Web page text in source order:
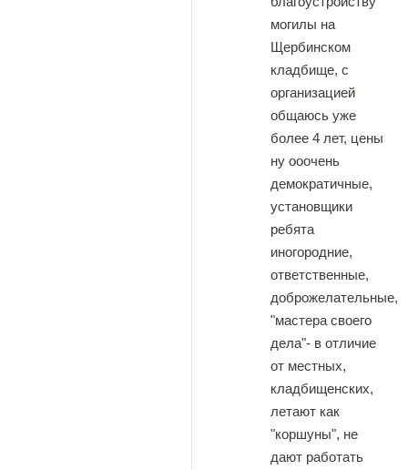
могилы на
Щербинском
кладбище, с
организацией
общаюсь уже
более 4 лет, цены
ну ооочень
демократичные,
установщики
ребята
иногородние,
ответственные,
доброжелательные,
"мастера своего
дела"- в отличие
от местных,
кладбищенских,
летают как
"коршуны", не
дают работать